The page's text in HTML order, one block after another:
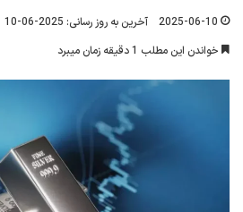
2025-06-10 آخرین به روز رسانی: 2025-06-10
خواندن این مطلب 1 دقیقه زمان میبرد